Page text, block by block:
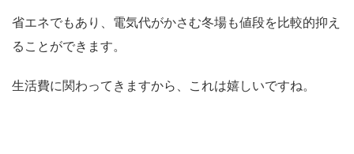
省エネでもあり、電気代がかさむ冬場も値段を比較的抑え
ることができます。
生活費に関わってきますから、これは嬉しいですね。